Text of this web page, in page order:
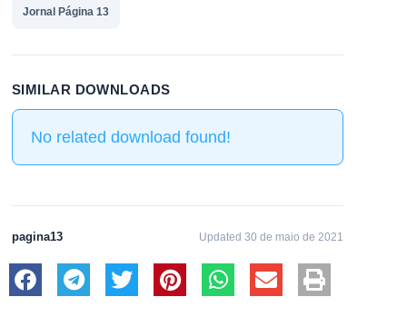
Jornal Página 13
SIMILAR DOWNLOADS
No related download found!
pagina13 Updated 30 de maio de 2021